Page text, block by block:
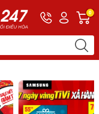
Hotline
0243
Tài
khoản
Khách
0